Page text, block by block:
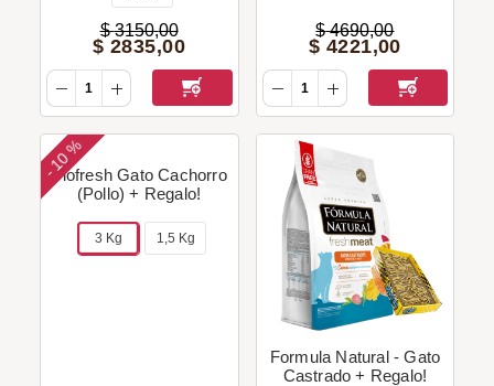
$ 3150,00
$ 2835,00
$ 4690,00
$ 4221,00
-
10 %
Biofresh Gato Cachorro
(Pollo) + Regalo!
3 Kg 1,5 Kg
Formula Natural - Gato
Castrado + Regalo!